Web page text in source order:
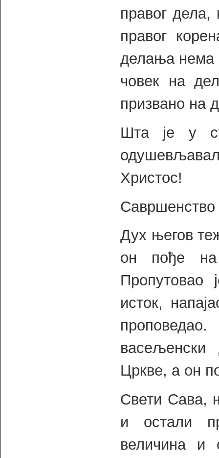
правог
правог
делања нема
човек на
призвано на
Шта је у
Христос!
Савршенство
Дух његов
он пође на
исток,
Цркве, а он
Свети Сава,
и остали
величина и